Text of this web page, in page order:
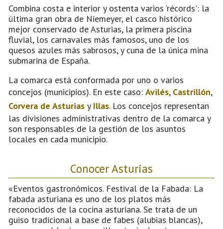
Combina costa e interior y ostenta varios ‘récords': la
última gran obra de Niemeyer, el casco histórico
mejor conservado de Asturias, la primera piscina
fluvial, los carnavales más famosos, uno de los
quesos azules más sabrosos, y cuna de la única mina
submarina de España.
La comarca está conformada por uno o varios
concejos (municipios). En este caso: Avilés, Castrillón,
Corvera de Asturias y Illas. Los concejos representan
las divisiones administrativas dentro de la comarca y
son responsables de la gestión de los asuntos
locales en cada municipio.
Conocer Asturias
«Eventos gastronómicos. Festival de la Fabada: La
fabada asturiana es uno de los platos más
reconocidos de la cocina asturiana. Se trata de un
guiso tradicional a base de fabes (alubias blancas),